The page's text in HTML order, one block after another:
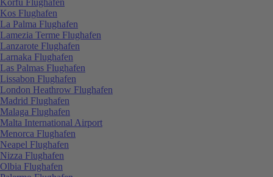
Kos Flughafen
La Palma Flughafen
Lamezia Terme Flughafen
Lanzarote Flughafen
Larnaka Flughafen
Las Palmas Flughafen
Lissabon Flughafen
London Heathrow Flughafen
Madrid Flughafen
Malaga Flughafen
Malta International Airport
Menorca Flughafen
Neapel Flughafen
Nizza Flughafen
Olbia Flughafen